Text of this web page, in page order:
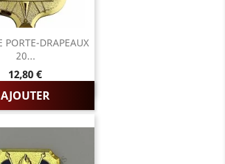
PORTE-DRAPEAUX
20...
Prix
12,80 €
AJOUTER